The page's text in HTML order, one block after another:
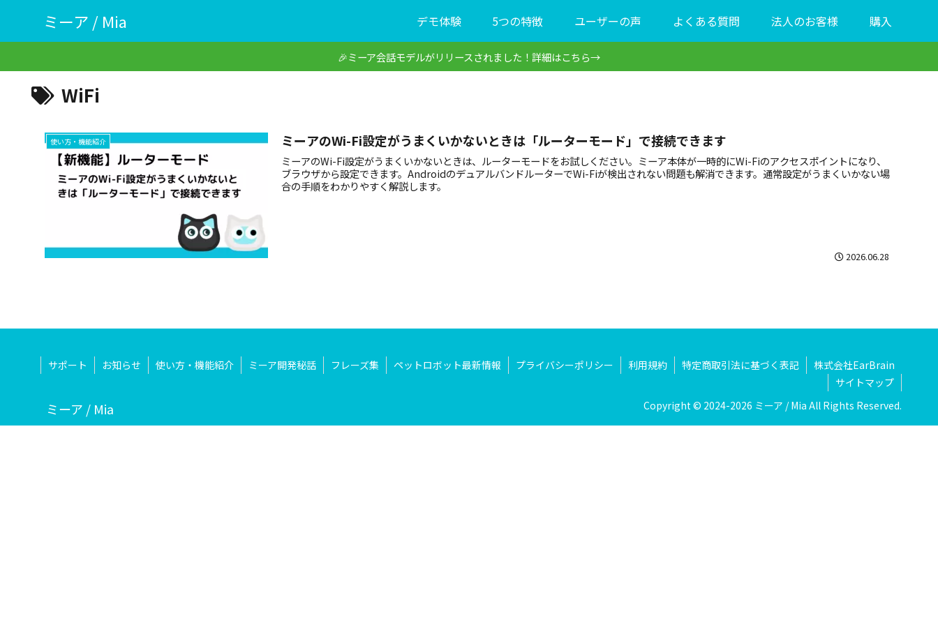
ミーア / Mia デモ体験 5つの特徴 ユーザーの声 よくある質問 法人のお客様 購入
🎉ミーア会話モデルがリリースされました！詳細はこちら→
WiFi
使い方・機能紹介 ミーアのWi-Fi設定がうまくいかないときは「ルーターモード」で接続できます
ミーアのWi-Fi設定がうまくいかないときは、ルーターモードをお試しください。ミーア本体が一時的にWi-Fiのアクセスポイントになり、
ブラウザから設定できます。AndroidのデュアルバンドルーターでWi-Fiが検出されない問題も解消できます。通常設定がうまくいかない場
合の手順をわかりやすく解説します。
2026.06.28
ミーア / Mia
サポート お知らせ 使い方・機能紹介 ミーア開発秘話 フレーズ集 ペットロボット最新情報 プライバシーポリシー 利用規約 特定商取引法に基づく表記
株式会社EarBrain
サイトマップ
Copyright © 2024-2026 ミーア / Mia All Rights Reserved.